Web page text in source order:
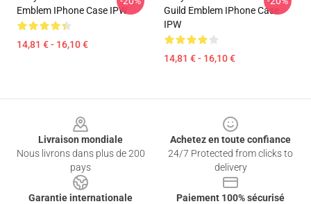
Emblem IPhone Case IPW
14,81 € - 16,10 €
Guild Emblem IPhone Case
IPW
14,81 € - 16,10 €
Livraison mondiale
Nous livrons dans plus de 200
pays
Achetez en toute confiance
24/7 Protected from clicks to
delivery
Garantie internationale
Paiement 100% sécurisé